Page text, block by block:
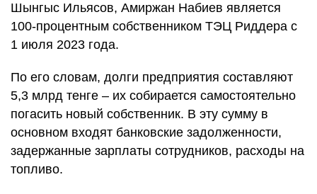
Шынгыс Ильясов, Амиржан Набиев является
100-процентным собственником ТЭЦ Риддера с
1 июля 2023 года.
По его словам, долги предприятия составляют
5,3 млрд тенге – их собирается самостоятельно
погасить новый собственник. В эту сумму в
основном входят банковские задолженности,
задержанные зарплаты сотрудников, расходы на
топливо.